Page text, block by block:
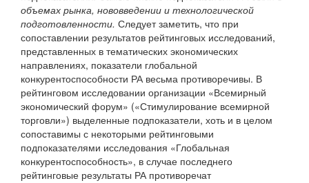
объемах рынка, нововведении и технологической
подготовленности. Следует заметить, что при
сопоставлении результатов рейтинговых исследований,
представленных в тематических экономических
направлениях, показатели глобальной
конкурентоспособности РА весьма противоречивы. В
рейтинговом исследовании организации «Всемирный
экономический форум» («Стимулирование всемирной
торговли») выделенные подпоказатели, хоть и в целом
сопоставимы с некоторыми рейтинговыми
подпоказателями исследования «Глобальная
конкурентоспособность», в случае последнего
рейтинговые результаты РА противоречат